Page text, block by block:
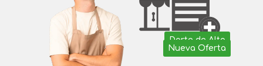
Darte de Alta
Nueva Oferta